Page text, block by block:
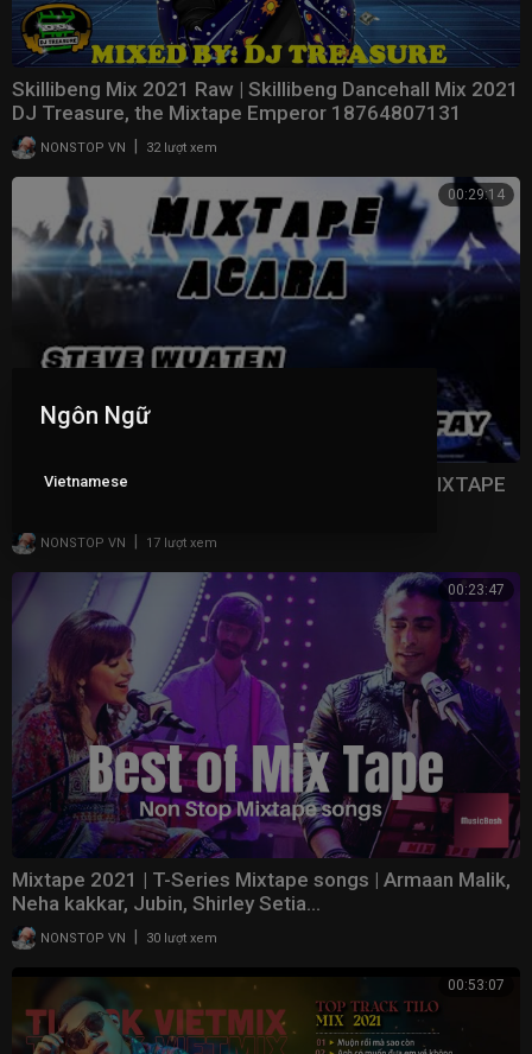
Skillibeng Mix 2021 Raw | Skillibeng Dancehall Mix 2021
DJ Treasure, the Mixtape Emperor 18764807131
NONSTOP VN 32 lượt xem
00:29:14
SAPA MO LAWAN !!! ASIK SKALI EVERYBODY MIXTAPE
NONSTOP VN 17 lượt xem
00:23:47
Mixtape 2021 | T-Series Mixtape songs | Armaan Malik,
Neha kakkar, Jubin, Shirley Setia...
NONSTOP VN 30 lượt xem
00:53:07
Ngôn Ngữ
Vietnamese